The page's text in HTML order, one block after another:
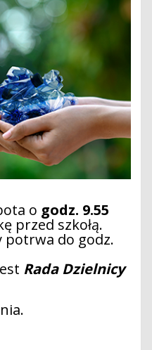
o godz. 9.55
przed szkołą.
potrwa do godz.
Rada Dzielnicy